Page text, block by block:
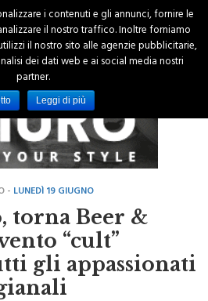
- LUNEDÌ 19 GIUGNO
torna Beer &
“cult”
gli appassionati
i contenuti e gli annunci, fornire le
il nostro traffico. Inoltre forniamo
il nostro sito alle agenzie pubblicitarie,
dei dati web e ai social media nostri
partner.
Leggi di più